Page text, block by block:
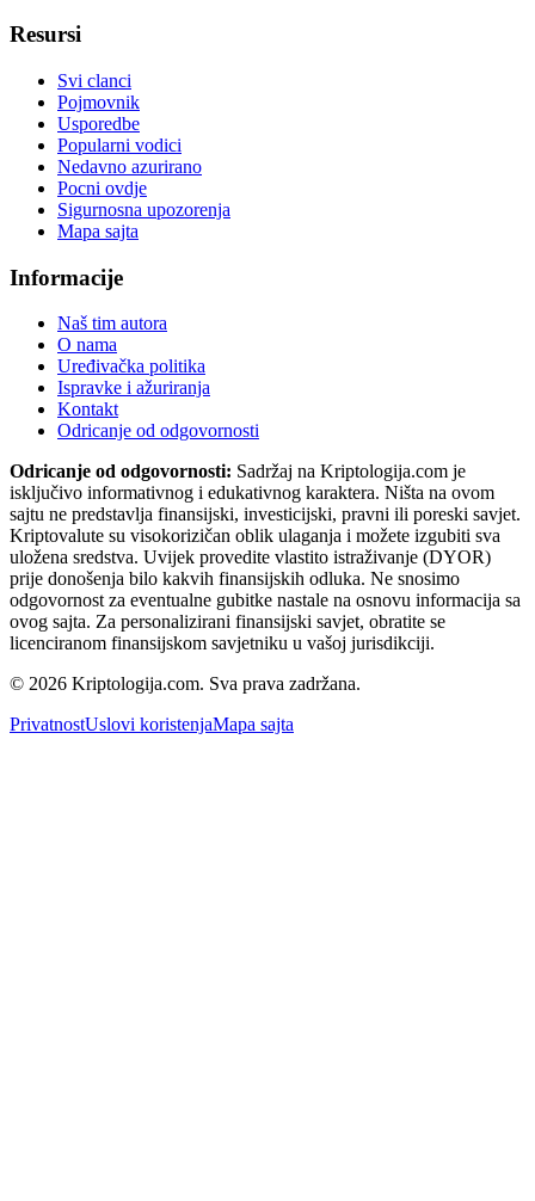
Resursi
Svi clanci
Pojmovnik
Usporedbe
Popularni vodici
Nedavno azurirano
Pocni ovdje
Sigurnosna upozorenja
Mapa sajta
Informacije
Naš tim autora
O nama
Uređivačka politika
Ispravke i ažuriranja
Kontakt
Odricanje od odgovornosti
Odricanje od odgovornosti: Sadržaj na Kriptologija.com je
isključivo informativnog i edukativnog karaktera. Ništa na ovom
sajtu ne predstavlja finansijski, investicijski, pravni ili poreski savjet.
Kriptovalute su visokorizičan oblik ulaganja i možete izgubiti sva
uložena sredstva. Uvijek provedite vlastito istraživanje (DYOR)
prije donošenja bilo kakvih finansijskih odluka. Ne snosimo
odgovornost za eventualne gubitke nastale na osnovu informacija sa
ovog sajta. Za personalizirani finansijski savjet, obratite se
licenciranom finansijskom savjetniku u vašoj jurisdikciji.
© 2026 Kriptologija.com. Sva prava zadržana.
PrivatnostUslovi koristenjaMapa sajta